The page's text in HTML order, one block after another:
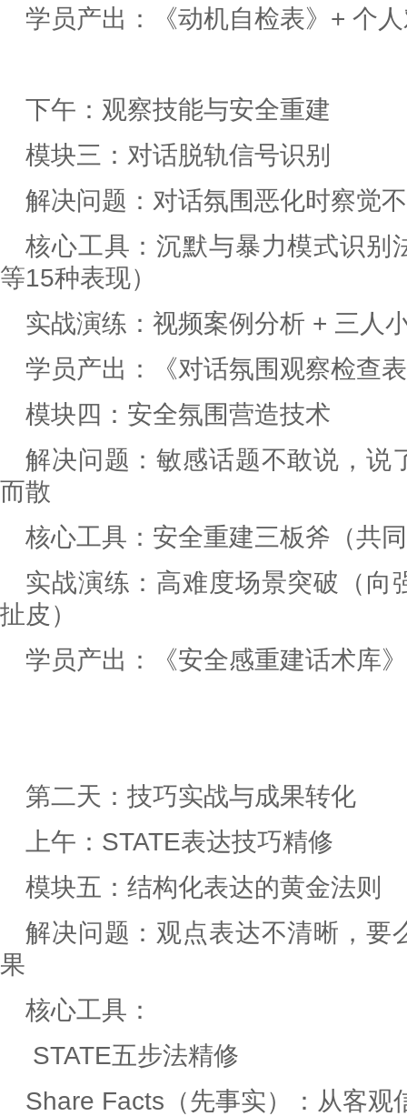
学员产出：《动机自检表》+ 个
下午：观察技能与安全重建
模块三：对话脱轨信号识别
解决问题：对话氛围恶化时察觉
核心工具：沉默与暴力模式识别
等15种表现）
实战演练：视频案例分析 + 三人
学员产出：《对话氛围观察检查
模块四：安全氛围营造技术
解决问题：敏感话题不敢说，说
而散
核心工具：安全重建三板斧（共
实战演练：高难度场景突破（向
扯皮）
学员产出：《安全感重建话术库
第二天：技巧实战与成果转化
上午：STATE表达技巧精修
模块五：结构化表达的黄金法则
解决问题：观点表达不清晰，要
果
核心工具：
STATE五步法精修
Share Facts（先事实）：从客观